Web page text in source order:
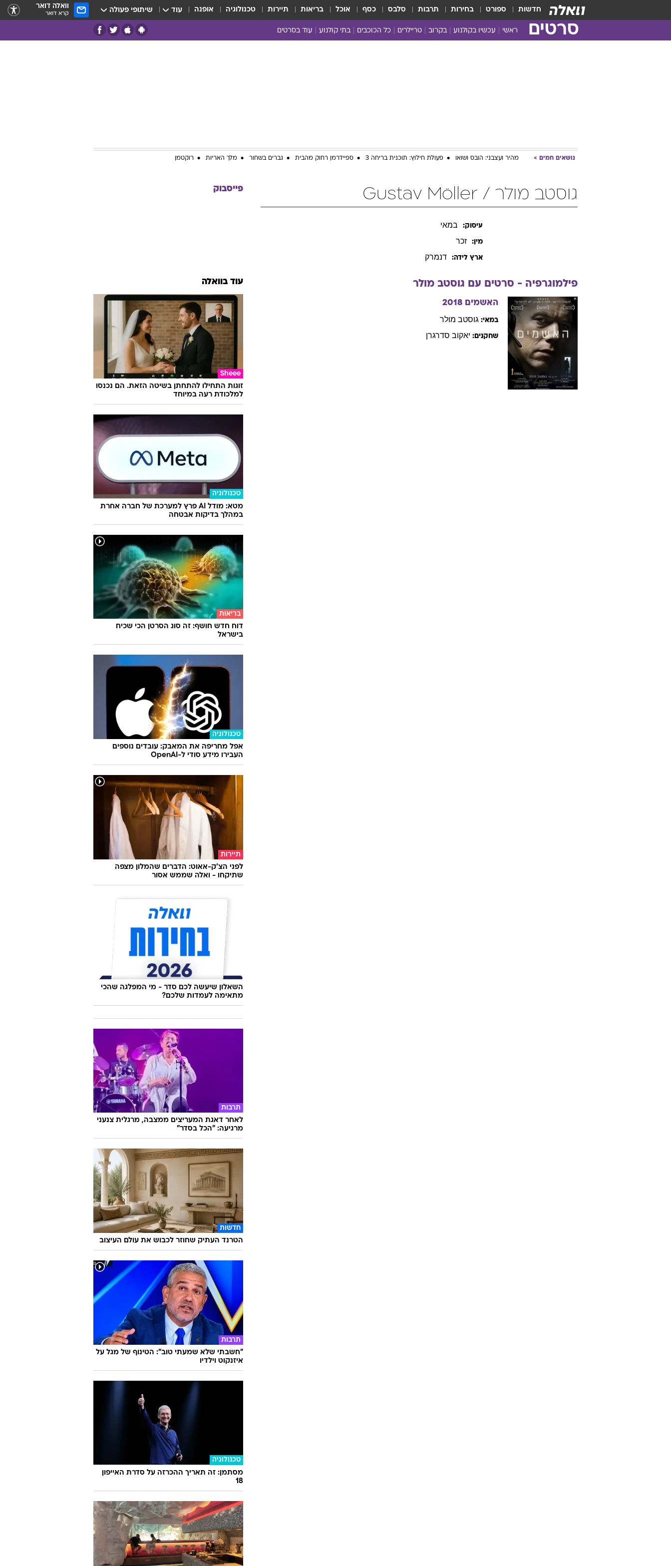
חדשות ספורט בחירות תרבות סלבס כסף אוכל בריאות תיירות טכנולוגיה אופנה עוד שיתופי פעולה וואלה דואר
קרא דואר
סרטים ראשי עכשיו בקולנוע בקרוב טריילרים כל הכוכבים בתי קולנוע עוד בסרטים
נושאים חמים מהיר ועצבני: הובס ושואו פעולת חילוץ: תוכנית בריחה 3 ספיידרמן רחוק מהבית גברים בשחור מלך האריות רוקטמן
גוסטב מולר / Gustav Möller
עיסוק: במאי
מין: זכר
ארץ לידה: דנמרק
פילמוגרפיה - סרטים עם גוסטב מולר
האשמים 2018
במאי: גוסטב מולר
שחקנים: יאקוב סדרגרן
פייסבוק
עוד בוואלה
Sheee
זוגות התחילו להתחתן בשיטה הזאת. הם נכנסו
למלכודת רעה במיוחד
טכנולוגיה
מטא: מודל AI פרץ למערכת של חברה אחרת
במהלך בדיקות אבטחה
בריאות
דוח חדש חושף: זה סוג הסרטן הכי שכיח
בישראל
טכנולוגיה
אפל מחריפה את המאבק: עובדים נוספים
העבירו מידע סודי ל-OpenAI
תיירות
לפני הצ'ק-אאוט: הדברים שהמלון מצפה
שתיקחו - ואלה שממש אסור
השאלון שיעשה לכם סדר - מי המפלגה שהכי
מתאימה לעמדות שלכם?
תרבות
לאחר דאגת המעריצים ממצבה, מרגלית צנעני
מרגיעה: "הכל בסדר"
חדשות
הטרנד העתיק שחוזר לכבוש את עולם העיצוב
תרבות
"חשבתי שלא שמעתי טוב": הטינוף של מגל על
איזנקוט וילדיו
טכנולוגיה
מסתמן: זה תאריך ההכרזה על סדרת האייפון
18